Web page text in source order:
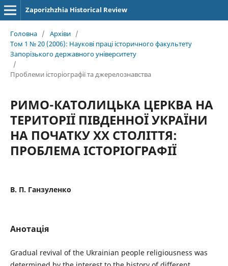
Zaporizhzhia Historical Review
Головна / Архіви /
Том 1 № 20 (2006): Наукові праці історичного факультету
Запорізького державного університету
/
Проблеми історіографії та джерелознавства
РИМО-КАТОЛИЦЬКА ЦЕРКВА НА
ТЕРИТОРІЇ ПІВДЕННОЇ УКРАЇНИ
НА ПОЧАТКУ ХХ СТОЛІТТЯ:
ПРОБЛЕМА ІСТОРІОГРАФІЇ
В. П. Ганзуленко
Анотація
Gradual revival of the Ukrainian people religiousness was